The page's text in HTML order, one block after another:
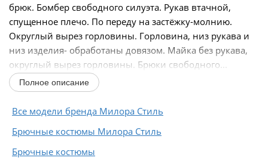
брюк. Бомбер свободного силуэта. Рукав втачной,
спущенное плечо. По переду на застёжку-молнию.
Округлый вырез горловины. Горловина, низ рукава и
низ изделия- обработаны довязом. Майка без рукава,
округлый вырез горловины. Брюки свободного...
Полное описание
Все модели бренда Милора Стиль
Брючные костюмы Милора Стиль
Брючные костюмы